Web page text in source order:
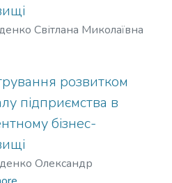
Світлана Миколаївна
розвитком
підприємства в
бізнес-
Олександр